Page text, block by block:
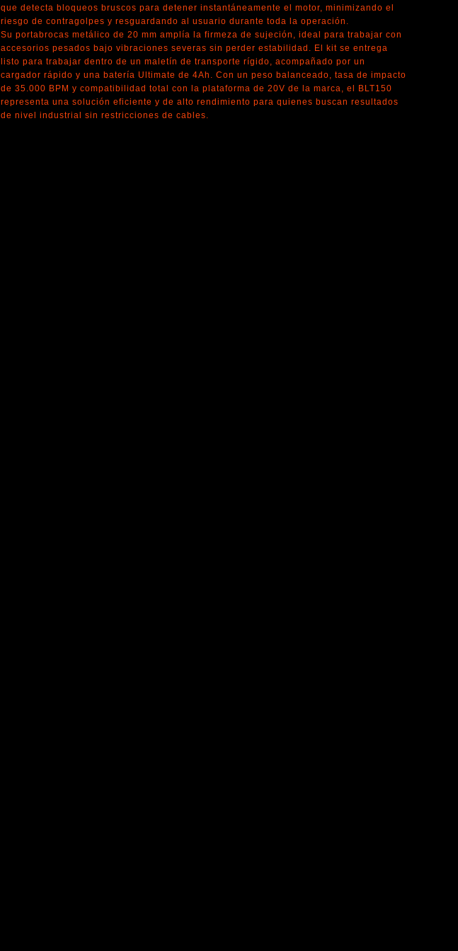
que detecta bloqueos bruscos para detener instantáneamente el motor, minimizando el
riesgo de contragolpes y resguardando al usuario durante toda la operación.
Su portabrocas metálico de 20 mm amplía la firmeza de sujeción, ideal para trabajar con
accesorios pesados bajo vibraciones severas sin perder estabilidad. El kit se entrega
listo para trabajar dentro de un maletín de transporte rígido, acompañado por un
cargador rápido y una batería Ultimate de 4Ah. Con un peso balanceado, tasa de impacto
de 35.000 BPM y compatibilidad total con la plataforma de 20V de la marca, el BLT150
representa una solución eficiente y de alto rendimiento para quienes buscan resultados
de nivel industrial sin restricciones de cables.